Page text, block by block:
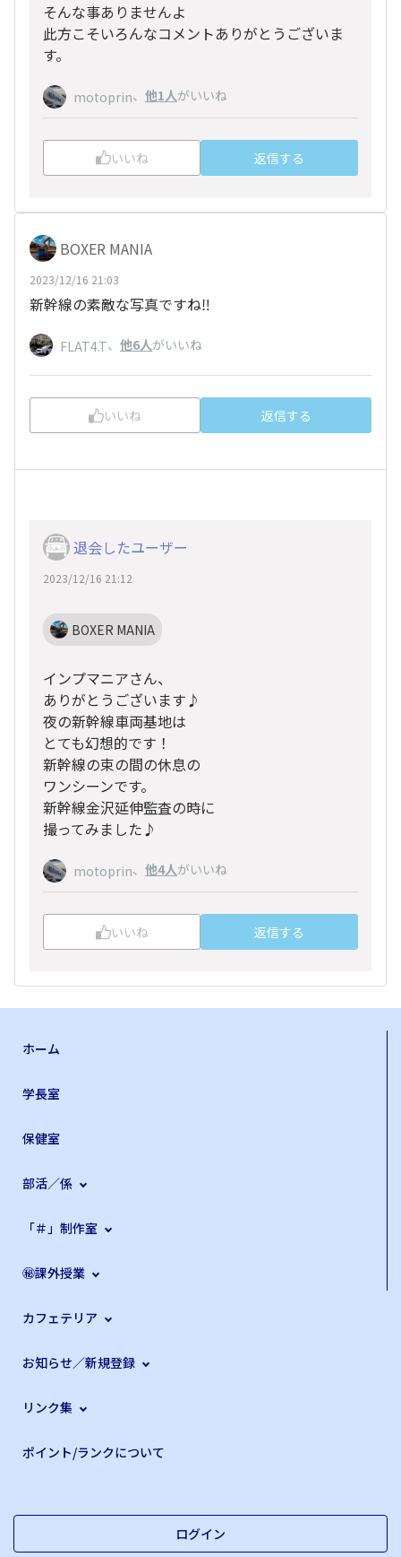
そんな事ありませんよ
此方こそいろんなコメントありがとうございま
す。
motoprin、 他1人がいいね
いいね 返信する
BOXER MANIA
2023/12/16 21:03
新幹線の素敵な写真ですね‼️
FLAT4.T、 他6人がいいね
いいね 返信する
退会したユーザー
2023/12/16 21:12
BOXER MANIA
インプマニアさん、
ありがとうございます♪
夜の新幹線車両基地は
とても幻想的です！
新幹線の束の間の休息の
ワンシーンです。
新幹線金沢延伸監査の時に
撮ってみました♪
motoprin、 他4人がいいね
いいね 返信する
ホーム
学長室
保健室
部活／係
「＃」制作室
㊙課外授業
カフェテリア
お知らせ／新規登録
リンク集
ポイント/ランクについて
ログイン